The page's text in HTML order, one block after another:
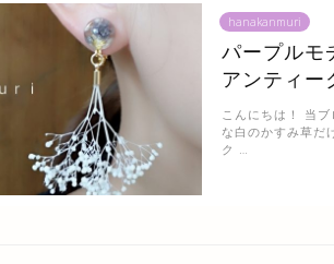
hanakanmuri
パープルモ
アンティー
こんにちは！ 当
な白のかすみ草だ
ク …